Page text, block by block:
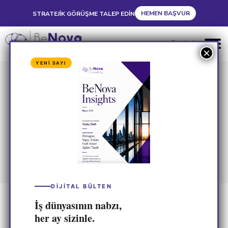
STRATEJIK GÖRÜŞME TALEP EDIN HEMEN BAŞVUR
English
BeNova Consulting,
Hibe ve Teşvik
Danışmanlığı Hizmeti
ile firmalara ihracatın
kapılarını aralıyor!
YENİ SAYI
DİJİTAL BÜLTEN
İş dünyasının nabzı,
her ay sizinle.